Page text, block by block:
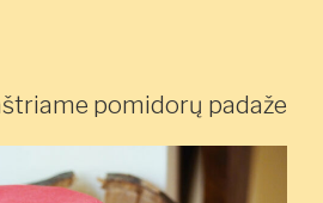
pomidorų padaže